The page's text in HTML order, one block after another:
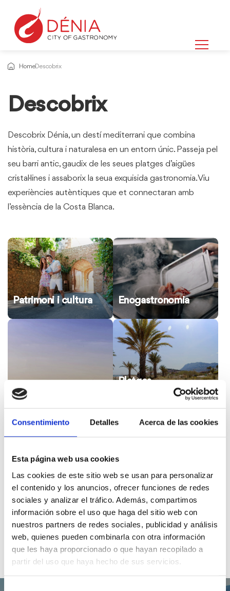
Consentimiento Detalles Acerca de las cookies
Esta página web usa cookies
Las cookies de este sitio web se usan para personalizar
el contenido y los anuncios, ofrecer funciones de redes
sociales y analizar el tráfico. Además, compartimos
información sobre el uso que haga del sitio web con
nuestros partners de redes sociales, publicidad y análisis
web, quienes pueden combinarla con otra información
que les haya proporcionado o que hayan recopilado a
partir del uso que haya hecho de sus servicios.
HomeDescobrix
Descobrix
Descobrix Dénia, un destí mediterrani que combina
història, cultura i naturalesa en un entorn únic. Passeja pel
seu barri antic, gaudix de les seues platges d’aigües
cristal·lines i assaborix la seua exquisida gastronomia. Viu
experiències autèntiques que et connectaran amb
l’essència de la Costa Blanca.
Patrimoni i cultura Enogastronomia
Natura
Platges
Festes
Voltants